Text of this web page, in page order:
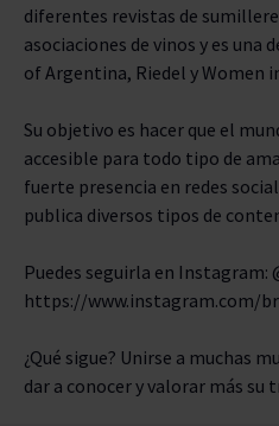
diferentes revistas de
asociaciones de vinos y es una
of Argentina, Riedel y Women
Su objetivo es hacer que el
accesible para todo tipo de
fuerte presencia en redes
publica diversos tipos de
Puedes seguirla en
https://www.instagram.com/
¿Qué sigue? Unirse a muchas
dar a conocer y valorar más su